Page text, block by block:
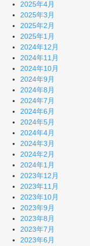
2025年4月
2025年3月
2025年2月
2025年1月
2024年12月
2024年11月
2024年10月
2024年9月
2024年8月
2024年7月
2024年6月
2024年5月
2024年4月
2024年3月
2024年2月
2024年1月
2023年12月
2023年11月
2023年10月
2023年9月
2023年8月
2023年7月
2023年6月